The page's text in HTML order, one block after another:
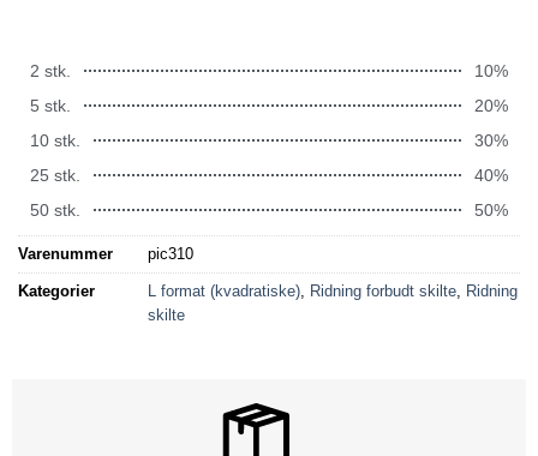
2 stk.
10%
5 stk.
20%
10 stk.
30%
25 stk.
40%
50 stk.
50%
Varenummer pic310
Kategorier L format (kvadratiske), Ridning forbudt skilte, Ridning
skilte